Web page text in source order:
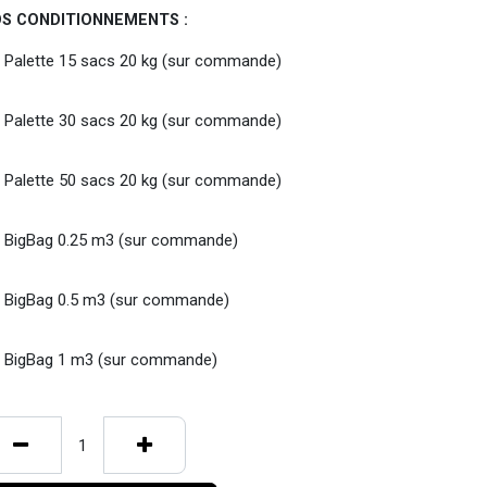
CONDITIONNEMENTS :
Palette 15 sacs 20 kg (sur commande)
Palette 30 sacs 20 kg (sur commande)
Palette 50 sacs 20 kg (sur commande)
BigBag 0.25 m3 (sur commande)
BigBag 0.5 m3 (sur commande)
BigBag 1 m3 (sur commande)